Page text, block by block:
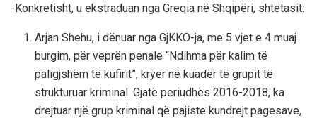
-Konkretisht, u ekstraduan nga Greqia në Shqipëri, shtetasit:
Arjan Shehu, i dënuar nga GjKKO-ja, me 5 vjet e 4 muaj
burgim, për veprën penale “Ndihma për kalim të
paligjshëm të kufirit”, kryer në kuadër të grupit të
strukturuar kriminal. Gjatë periudhës 2016-2018, ka
drejtuar një grup kriminal që pajiste kundrejt pagesave,